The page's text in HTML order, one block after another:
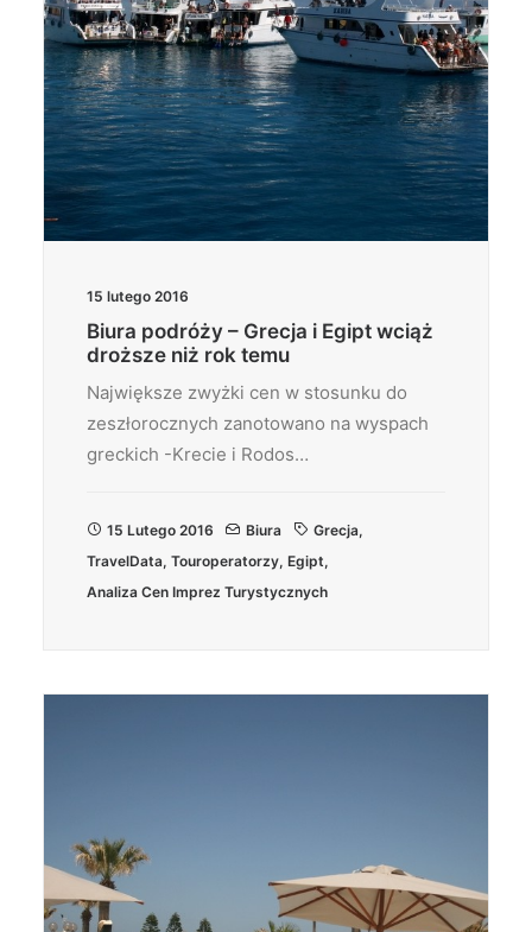
15 lutego 2016
Biura podróży – Grecja i Egipt wciąż
droższe niż rok temu
Największe zwyżki cen w stosunku do
zeszłorocznych zanotowano na wyspach
greckich -Krecie i Rodos…
15 Lutego 2016 Biura Grecja,
TravelData, Touroperatorzy, Egipt,
Analiza Cen Imprez Turystycznych